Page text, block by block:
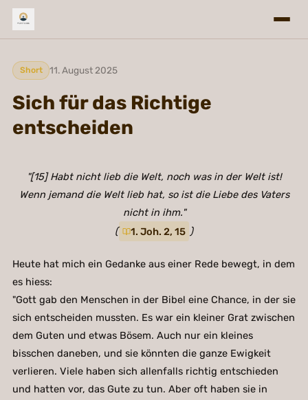
Short 11. August 2025
Sich für das Richtige
entscheiden
"[15] Habt nicht lieb die Welt, noch was in der Welt ist!
Wenn jemand die Welt lieb hat, so ist die Liebe des Vaters
nicht in ihm."
(
1. Joh. 2, 15 )
Heute hat mich ein Gedanke aus einer Rede bewegt, in dem
es hiess:
"Gott gab den Menschen in der Bibel eine Chance, in der sie
sich entscheiden mussten. Es war ein kleiner Grat zwischen
dem Guten und etwas Bösem. Auch nur ein kleines
bisschen daneben, und sie könnten die ganze Ewigkeit
verlieren. Viele haben sich allenfalls richtig entschieden
und hatten vor, das Gute zu tun. Aber oft haben sie in